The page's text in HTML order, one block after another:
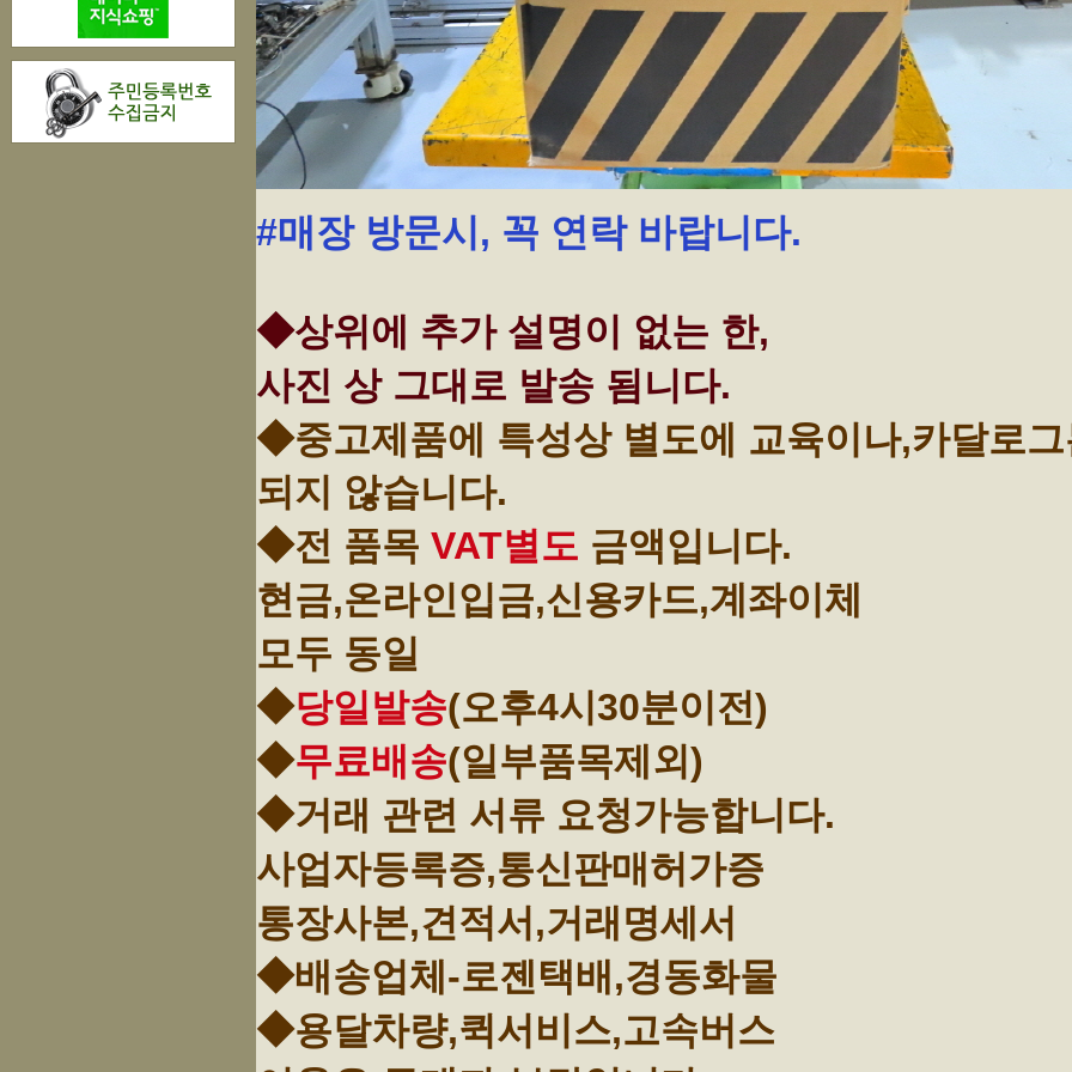
#매장 방문시, 꼭 연락 바랍니다.
◆상위에 추가 설명이 없는 한,
사진 상 그대로 발송 됨니다.
◆중고제품에 특성상 별도에 교육이나,카달로
되지 않습니다.
◆전 품목 VAT별도 금액입니다.
현금,온라인입금,신용카드,계좌이체
모두 동일
◆당일발송(오후4시30분이전)
◆무료배송(일부품목제외)
◆거래 관련 서류 요청가능합니다.
사업자등록증,통신판매허가증
통장사본,견적서,거래명세서
◆배송업체-로젠택배,경동화물
◆용달차량,퀵서비스,고속버스